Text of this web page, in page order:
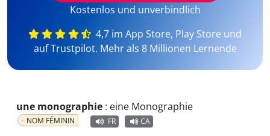
Kostenlos und unverbindlich
4,7 im App Store, Play Store und
auf Trustpilot. Mehr als 8 Millionen Lernende
une monographie : eine Monographie
NOM FÉMININ FR CA